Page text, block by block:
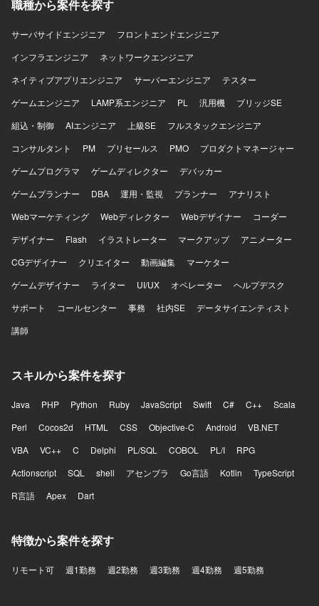
職種から案件を探す
サーバサイドエンジニア
フロントエンドエンジニア
インフラエンジニア
ネットワークエンジニア
ネイティブアプリエンジニア
サーバーエンジニア
テスター
ゲームエンジニア
LAMP系エンジニア PL 汎用機
ブリッジSE
組込・制御
AIエンジニア 上級SE
フルスタックエンジニア
コンサルタント
PM プリセールス PMO
プロダクトマネージャー
ゲームプログラマ
ゲームディレクター
デバッカー
ゲームプランナー
DBA 運用・監視 プランナー
アナリスト
Webマーケティング
Webディレクター Webデザイナー
コーダー
デザイナー
Flash イラストレーター マークアップ
アニメーター
CGデザイナー
クリエイター 動画編集
マーケター
ゲームデザイナー
ライター UI/UX オペレーター
ヘルプデスク
サポート
コールセンター 事務 社内SE
データサイエンティスト
講師
スキルから案件を探す
Java PHP Python Ruby JavaScript Swift C# C++
Scala
Perl
Cocos2d HTML CSS Objective-C Android
VB.NET
VBA
VC++ C Delphi PL/SQL COBOL PL/I
RPG
Actionscript
SQL shell アセンブラ Go言語 Kotlin
TypeScript
R言語
Apex Dart
特徴から案件を探す
リモート可 週1勤務 週2勤務 週3勤務 週4勤務 週5勤務